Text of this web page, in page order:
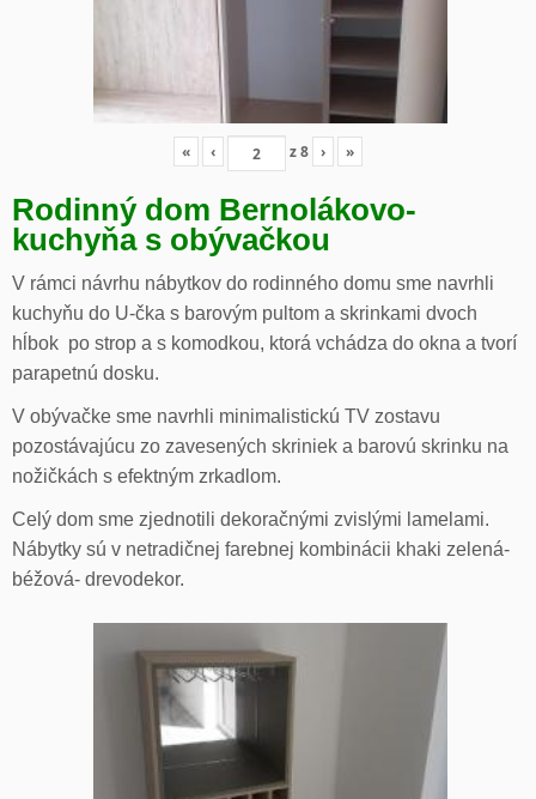
« ‹ z8 › »
Rodinný dom Bernolákovo-
kuchyňa s obývačkou
V rámci návrhu nábytkov do rodinného domu sme navrhli
kuchyňu do U-čka s barovým pultom a skrinkami dvoch
hĺbok po strop a s komodkou, ktorá vchádza do okna a tvorí
parapetnú dosku.
V obývačke sme navrhli minimalistickú TV zostavu
pozostávajúcu zo zavesených skriniek a barovú skrinku na
nožičkách s efektným zrkadlom.
Celý dom sme zjednotili dekoračnými zvislými lamelami.
Nábytky sú v netradičnej farebnej kombinácii khaki zelená-
béžová- drevodekor.